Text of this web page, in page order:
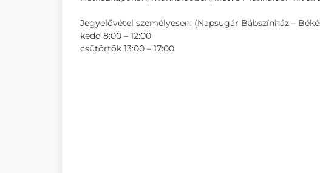
Jegyelővétel személyesen: (Napsugár Bábszínház –
kedd 8:00 – 12:00
csütörtök 13:00 – 17:00